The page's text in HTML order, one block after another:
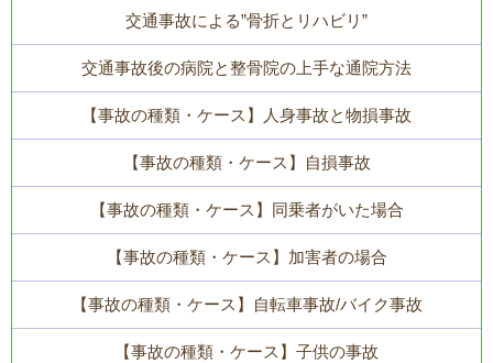
交通事故による”骨折とリハビリ”
交通事故後の病院と整骨院の上手な通院方法
【事故の種類・ケース】人身事故と物損事故
【事故の種類・ケース】自損事故
【事故の種類・ケース】同乗者がいた場合
【事故の種類・ケース】加害者の場合
【事故の種類・ケース】自転車事故/バイク事故
【事故の種類・ケース】子供の事故